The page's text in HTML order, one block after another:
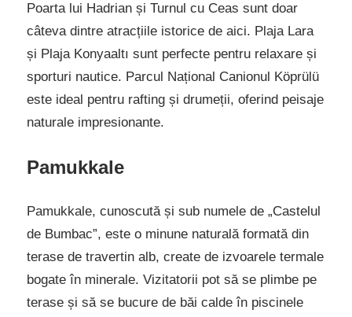
Poarta lui Hadrian și Turnul cu Ceas sunt doar
câteva dintre atracțiile istorice de aici. Plaja Lara
și Plaja Konyaaltı sunt perfecte pentru relaxare și
sporturi nautice. Parcul Național Canionul Köprülü
este ideal pentru rafting și drumeții, oferind peisaje
naturale impresionante.
Pamukkale
Pamukkale, cunoscută și sub numele de „Castelul
de Bumbac”, este o minune naturală formată din
terase de travertin alb, create de izvoarele termale
bogate în minerale. Vizitatorii pot să se plimbe pe
terase și să se bucure de băi calde în piscinele